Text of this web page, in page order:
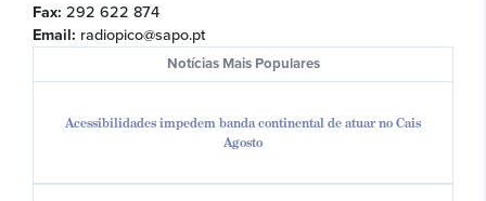
Fax: 292 622 874
Email: radiopico@sapo.pt
Notícias Mais Populares
Acessibilidades impedem banda continental de atuar no Cais
Agosto